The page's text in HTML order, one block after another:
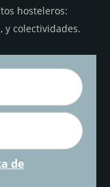
hosteleros:
y colectividades.
de